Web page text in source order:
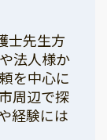
士先生方
法人様か
を中心に
周辺で探
経験には